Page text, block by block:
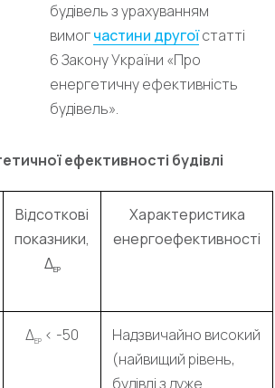
будівель з урахуванням
вимогчастини другоїстатті
6 Закону України «Про
енергетичну ефективність
будівель».
ефективності будівлі
Відсоткові
показники,
ΔEP
Характеристика
енергоефективності
ΔEP < -50
Надзвичайно високий
(найвищий рівень,
будівлі з дуже